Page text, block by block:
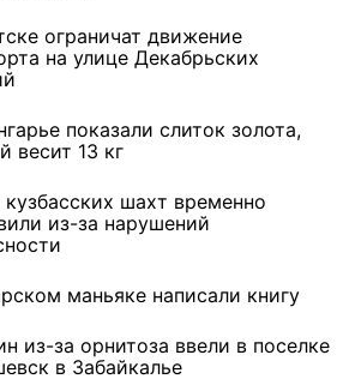
ограничат движение
на улице Декабрьских
показали слиток золота,
весит 13 кг
шахт временно
из-за нарушений
маньяке написали книгу
из-за орнитоза ввели в поселке
в Забайкалье